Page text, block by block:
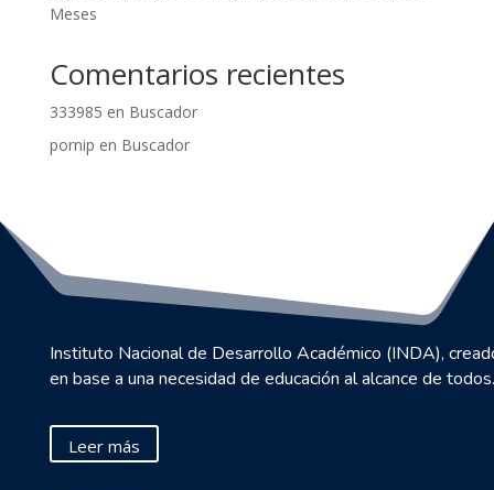
Meses
Comentarios recientes
333985 en Buscador
pornip en Buscador
Instituto Nacional de Desarrollo Académico (INDA),
en base a una necesidad de educación al alcance de todos.
Leer más